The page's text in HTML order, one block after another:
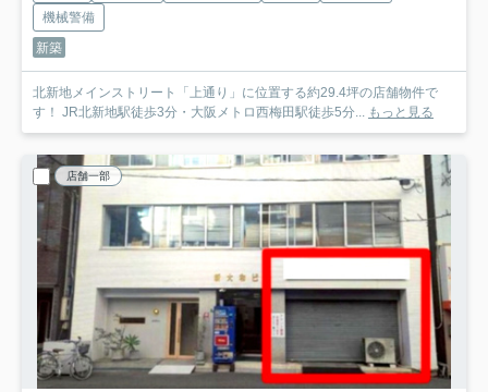
機械警備
新築
北新地メインストリート「上通り」に位置する約29.4坪の店舗物件で
す！ JR北新地駅徒歩3分・大阪メトロ西梅田駅徒歩5分... もっと見る
店舗一部